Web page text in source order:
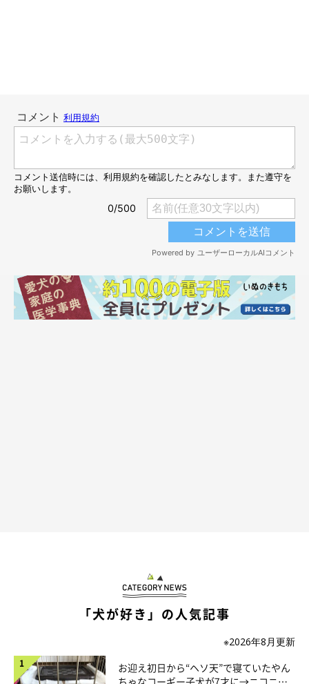
@mofmof_kon
せる姿からは、コンちゃんの無邪気さがうかがえますね。
体が大きくなり、立派な成犬になったコンちゃんですが、飼い主
さんはコンちゃんの成長をどのように感じているのでしょうか。
飼い主さん：
「基本的に性格は小さい頃とあんまり変わらないです。ヤンチャ
なところとか、人懐っこいところとか、遊びが大好きなところと
そんなコンちゃんの成長で特に印象に残っている出来事は、 「待
「犬が好き」の人気記事
※2026年8月更新
お迎え初日から“ヘソ天”で寝ていたやん